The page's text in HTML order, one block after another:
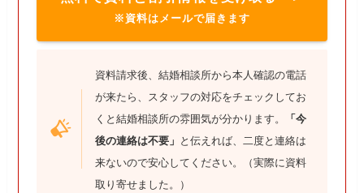
※資料はメールで届きます
資料請求後、結婚相談所から本人確認の電話
が来たら、スタッフの対応をチェックしてお
くと結婚相談所の雰囲気が分かります。
「今
後の連絡は不要」 と伝えれば、二度と連絡は
来ないので安心してください。（実際に資料
取り寄せました。）